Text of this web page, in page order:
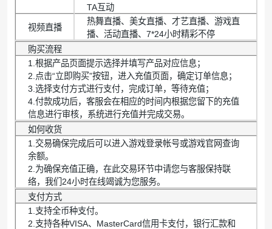
TA互动
视频直播
热舞直播、美女直播、才艺直播、游戏直
播、活动直播、7*24小时精彩不停
购买流程
1.根据产品页面提示选择并填写产品对应信息；
2.点击“立即购买”按钮，进入充值页面，确定订单信息；
3.选择支付方式进行支付，完成订单，等待充值；
4.付款成功后，客服会在相应的时间内根据您留下的充值
信息进行审核，系统进行充值并完成交易。
如何收货
1.交易确保完成后可以进入游戏登录帐号或游戏官网查询
余额。
2.为确保充值正确，在此交易环节中请您与客服保持联
络，我们24小时在线竭诚为您服务。
支付方式
1.支持全币种支付。
2.支持各种VISA、MasterCard信用卡支付，银行汇款和